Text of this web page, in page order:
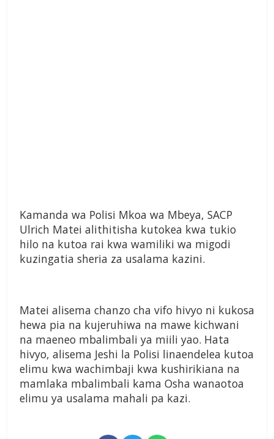
Kamanda wa Polisi Mkoa wa Mbeya, SACP
Ulrich Matei alithitisha kutokea kwa tukio
hilo na kutoa rai kwa wamiliki wa migodi
kuzingatia sheria za usalama kazini.
Matei alisema chanzo cha vifo hivyo ni kukosa
hewa pia na kujeruhiwa na mawe kichwani
na maeneo mbalimbali ya miili yao. Hata
hivyo, alisema Jeshi la Polisi linaendelea kutoa
elimu kwa wachimbaji kwa kushirikiana na
mamlaka mbalimbali kama Osha wanaotoa
elimu ya usalama mahali pa kazi.